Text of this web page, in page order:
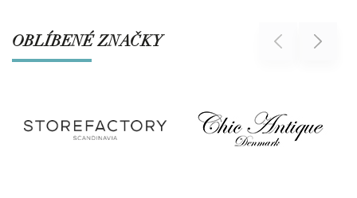
OBLÍBENÉ ZNAČKY Previous Next